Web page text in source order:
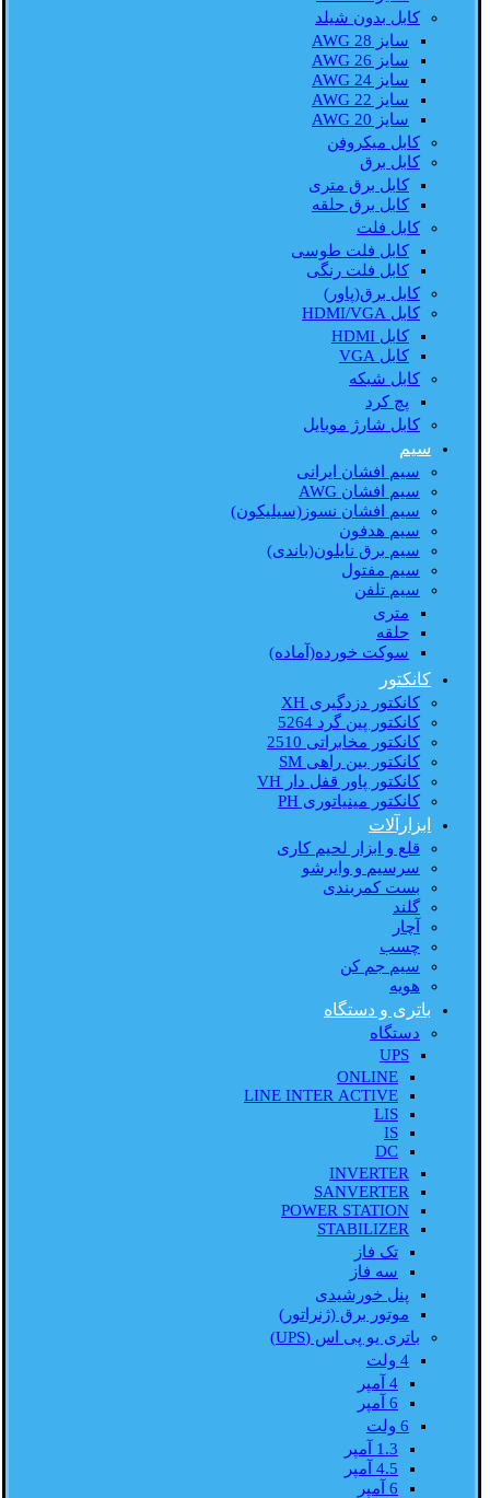
کابل بدون شیلد
سایز AWG 28
سایز AWG 26
سایز AWG 24
سایز AWG 22
سایز AWG 20
کابل میکروفن
کابل برق
کابل برق متری
کابل برق حلقه
کابل فلت
کابل فلت طوسی
کابل فلت رنگی
کابل برق(پاور)
کابل HDMI/VGA
کابل HDMI
کابل VGA
کابل شبکه
پچ کرد
کابل شارژ موبایل
سیم
سیم افشان ایرانی
سیم افشان AWG
سیم افشان نسوز(سیلیکون)
سیم هدفون
سیم برق نایلون(باندی)
سیم مفتول
سیم تلفن
متری
حلقه
سوکت خورده(آماده)
کانکتور
کانکتور دزدگیری XH
کانکتور پین گرد 5264
کانکتور مخابراتی 2510
کانکتور بین راهی SM
کانکتور پاور قفل دار VH
کانکتور مینیاتوری PH
ابزارآلات
قلع و ابزار لحیم کاری
سرسیم و وایرشو
بست کمربندی
گلند
آچار
چسب
سیم جم کن
هویه
باتری و دستگاه
دستگاه
UPS
ONLINE
LINE INTER ACTIVE
LIS
IS
DC
INVERTER
SANVERTER
POWER STATION
STABILIZER
تک فاز
سه فاز
پنل خورشیدی
موتور برق (ژنراتور)
باتری یو پی اس (UPS)
4 ولت
4 آمپر
6 آمپر
6 ولت
1.3 آمپر
4.5 آمپر
6 آمپر